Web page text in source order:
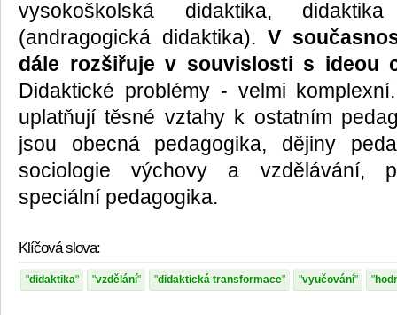
vysokoškolská didaktika,
(andragogická didaktika). V
dále rozšiřuje v souvislosti s ideou
Didaktické problémy - velmi
uplatňují těsné vztahy k ostatním
jsou obecná pedagogika, dějiny
sociologie výchovy a vzdělávání,
speciální pedagogika.
Klíčová slova:
didaktika vzdělání didaktická transformace vyučování